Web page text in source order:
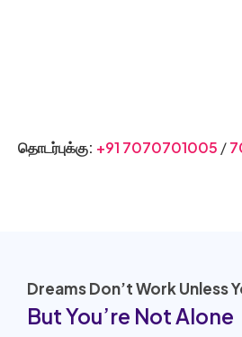
தொடர்புக்கு: +91 7070701005 /
Dreams Don’t Work Unless
But You’re Not Alone